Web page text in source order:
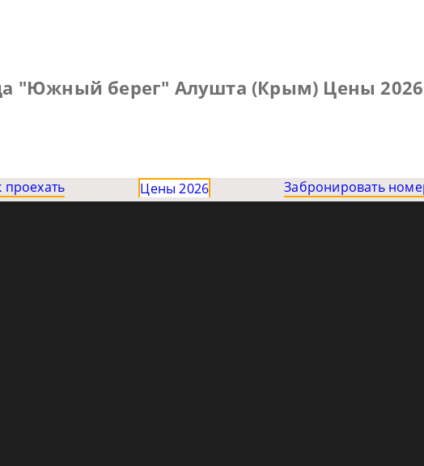
"Южный берег" Алушта (Крым) Цены 2026
проехать Цены 2026 Забронировать